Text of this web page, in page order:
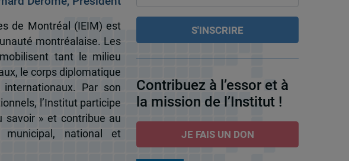
de Montréal (IEIM) est
montréalaise. Les
tant le milieu
le corps diplomatique
Par son
l’Institut participe
savoir » et contribue au
national et
Contribuez à l’essor et à
la mission de l’Institut !
JE FAIS UN DON